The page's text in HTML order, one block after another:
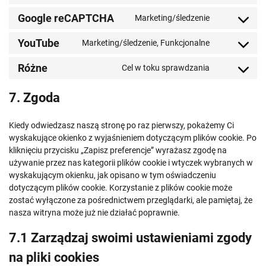
statistics
service
Google reCAPTCHA Marketing/śledzenie
Consent
service
recaptcha
YouTube Marketing/śledzenie, Funkcjonalne
Consent
service
Różne Cel w toku sprawdzania
Consent
7. Zgoda
Kiedy odwiedzasz naszą stronę po raz pierwszy, pokażemy Ci
wyskakujące okienko z wyjaśnieniem dotyczącym plików cookie. Po
kliknięciu przycisku „Zapisz preferencje” wyrażasz zgodę na
używanie przez nas kategorii plików cookie i wtyczek wybranych w
wyskakującym okienku, jak opisano w tym oświadczeniu
dotyczącym plików cookie. Korzystanie z plików cookie może
zostać wyłączone za pośrednictwem przeglądarki, ale pamiętaj, że
nasza witryna może już nie działać poprawnie.
7.1 Zarządzaj swoimi ustawieniami zgody
na pliki cookies